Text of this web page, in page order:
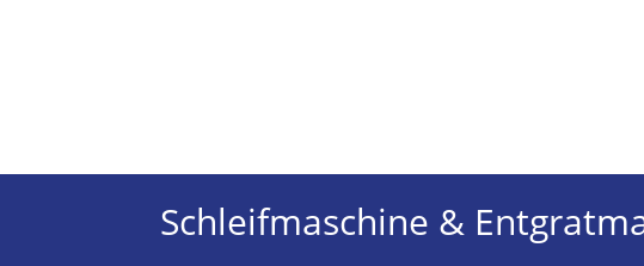
Schleifmaschine &